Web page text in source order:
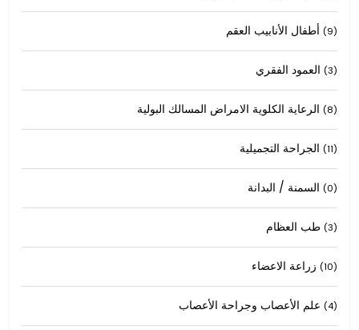
(9)
(3)
(8)
(11)
(0)
(3)
(10)
(4)